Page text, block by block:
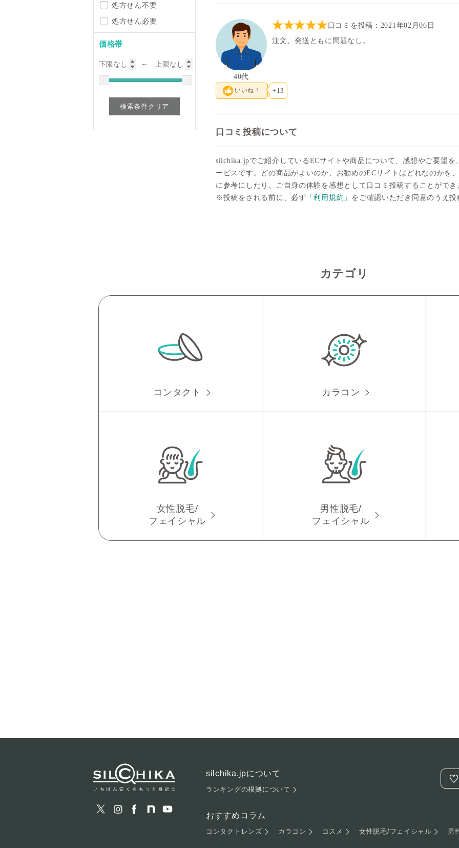
40代
★★★★★口コミを投稿：2021年02月06日
注文、発送ともに問題なし。
いいね！ +13
口コミ投稿について
silchika.jpでご紹介しているECサイトや商品について、感想やご要望
ービスです。どの商品がよいのか、お勧めのECサイトはどれなのかを
に参考にしたり、ご自身の体験を感想として口コミ投稿することができ
※投稿をされる前に、必ず 「利用規約」 をご確認いただき同意のうえ投
処方せん不要
処方せん必要
価格帯
～
検索条件クリア
カテゴリ
コンタクト カラコン
女性脱毛/
フェイシャル
男性脱毛/
フェイシャル
silchika.jpについて
ランキングの根拠について
おすすめコラム
コンタクトレンズ カラコン コスメ 女性脱毛/フェイシャル 男